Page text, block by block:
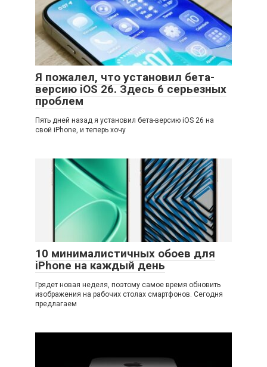
Я пожалел, что установил бета-
версию iOS 26. Здесь 6 серьезных
проблем
Пять дней назад я установил бета-версию iOS 26 на
свой iPhone, и теперь хочу
10 минималистичных обоев для
iPhone на каждый день
Грядет новая неделя, поэтому самое время обновить
изображения на рабочих столах смартфонов. Сегодня
предлагаем